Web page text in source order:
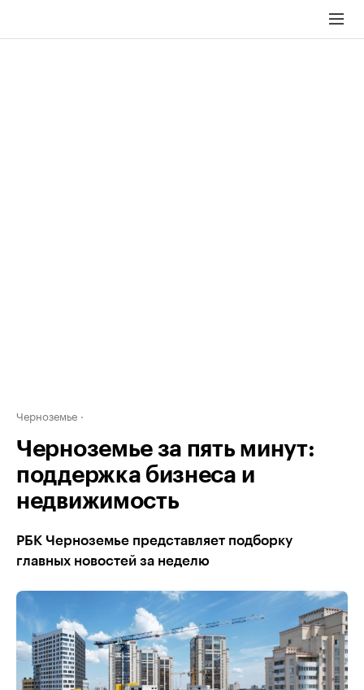
Черноземье
Черноземье за пять минут:
поддержка бизнеса и
недвижимость
РБК Черноземье представляет подборку
главных новостей за неделю